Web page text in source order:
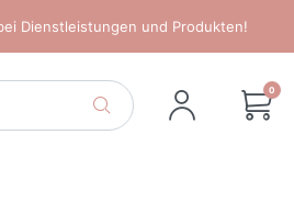
Dienstleistungen und Produkten!
0